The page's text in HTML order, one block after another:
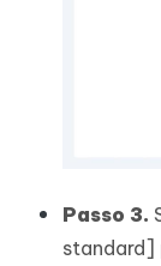
Passo 3.
standard]